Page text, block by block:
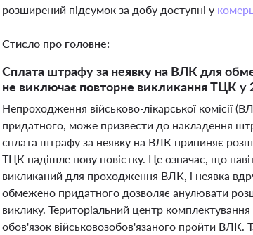
розширений підсумок за добу доступні у
Стисло про головне:
Сплата штрафу за неявку на ВЛК для
не виключає повторне викликання ТЦК у
Непроходження військово-лікарської комісії
придатного, може призвести до накладення
сплата штрафу за неявку на ВЛК припиняє
ТЦК надішле нову повістку. Це означає, що
викликаний для проходження ВЛК, і неявка
обмежено придатного дозволяє анулювати
виклику. Територіальний центр
обов'язок військовозобов'язаного пройти ВЛК.